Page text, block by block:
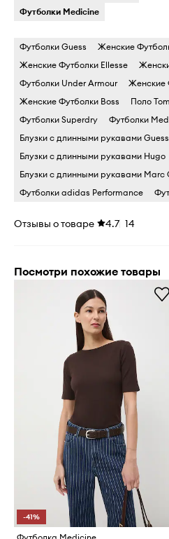
Футболки Medicine
Футболки Guess
Женские
Женские Футболки Ellesse
Футболки Under Armour
Женские
Женские Футболки Boss
Поло
Футболки Superdry
Футболки
Блузки с длинными рукавами Guess
Блузки с длинными рукавами Hugo
Блузки с длинными рукавами Marc
Футболки adidas Performance
Отзывы о товаре 4.7 14
Посмотри похожие товары
-41%